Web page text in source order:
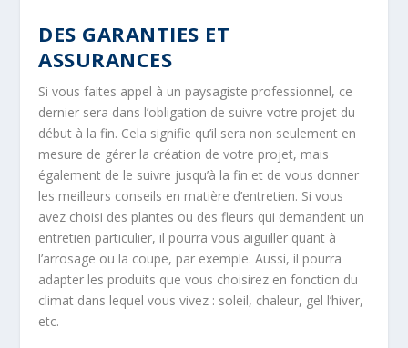
DES GARANTIES ET
ASSURANCES
Si vous faites appel à un paysagiste professionnel, ce
dernier sera dans l’obligation de suivre votre projet du
début à la fin. Cela signifie qu’il sera non seulement en
mesure de gérer la création de votre projet, mais
également de le suivre jusqu’à la fin et de vous donner
les meilleurs conseils en matière d’entretien. Si vous
avez choisi des plantes ou des fleurs qui demandent un
entretien particulier, il pourra vous aiguiller quant à
l’arrosage ou la coupe, par exemple. Aussi, il pourra
adapter les produits que vous choisirez en fonction du
climat dans lequel vous vivez : soleil, chaleur, gel l’hiver,
etc.